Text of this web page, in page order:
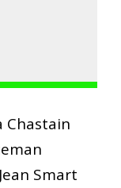
Chastain
Smart